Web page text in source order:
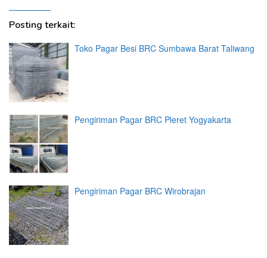
Posting terkait:
Toko Pagar Besi BRC Sumbawa Barat Taliwang
Pengiriman Pagar BRC Pleret Yogyakarta
Pengiriman Pagar BRC Wirobrajan